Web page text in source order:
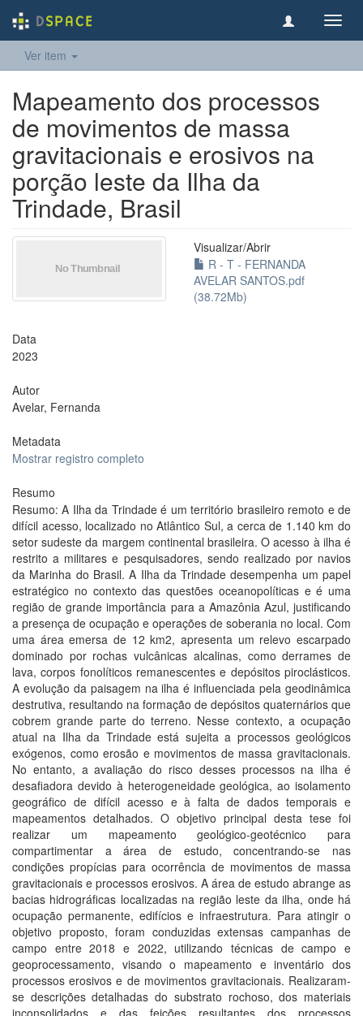
Ver item
Mapeamento dos processos
de movimentos de massa
gravitacionais e erosivos na
porção leste da Ilha da
Trindade, Brasil
Visualizar/Abrir
R - T - FERNANDA
AVELAR SANTOS.pdf
(38.72Mb)
Data
2023
Autor
Avelar, Fernanda
Metadata
Mostrar registro completo
Resumo
Resumo: A Ilha da Trindade é um território brasileiro remoto e de
difícil acesso, localizado no Atlântico Sul, a cerca de 1.140 km do
setor sudeste da margem continental brasileira. O acesso à ilha é
restrito a militares e pesquisadores, sendo realizado por navios
da Marinha do Brasil. A Ilha da Trindade desempenha um papel
estratégico no contexto das questões oceanopolíticas e é uma
região de grande importância para a Amazônia Azul, justificando
a presença de ocupação e operações de soberania no local. Com
uma área emersa de 12 km2, apresenta um relevo escarpado
dominado por rochas vulcânicas alcalinas, como derrames de
lava, corpos fonolíticos remanescentes e depósitos piroclásticos.
A evolução da paisagem na ilha é influenciada pela geodinâmica
destrutiva, resultando na formação de depósitos quaternários que
cobrem grande parte do terreno. Nesse contexto, a ocupação
atual na Ilha da Trindade está sujeita a processos geológicos
exógenos, como erosão e movimentos de massa gravitacionais.
No entanto, a avaliação do risco desses processos na ilha é
desafiadora devido à heterogeneidade geológica, ao isolamento
geográfico de difícil acesso e à falta de dados temporais e
mapeamentos detalhados. O objetivo principal desta tese foi
realizar um mapeamento geológico-geotécnico para
compartimentar a área de estudo, concentrando-se nas
condições propícias para ocorrência de movimentos de massa
gravitacionais e processos erosivos. A área de estudo abrange as
bacias hidrográficas localizadas na região leste da ilha, onde há
ocupação permanente, edifícios e infraestrutura. Para atingir o
objetivo proposto, foram conduzidas extensas campanhas de
campo entre 2018 e 2022, utilizando técnicas de campo e
geoprocessamento, visando o mapeamento e inventário dos
processos erosivos e de movimentos gravitacionais. Realizaram-
se descrições detalhadas do substrato rochoso, dos materiais
inconsolidados e das feições resultantes dos processos